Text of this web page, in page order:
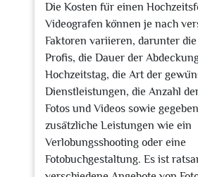
Die Kosten für einen
Videografen können je nach
Faktoren variieren, darunter
Profis, die Dauer der
Hochzeitstag, die Art der
Dienstleistungen, die Anzahl
Fotos und Videos sowie
zusätzliche Leistungen wie ein
Verlobungsshooting oder eine
Fotobuchgestaltung. Es ist